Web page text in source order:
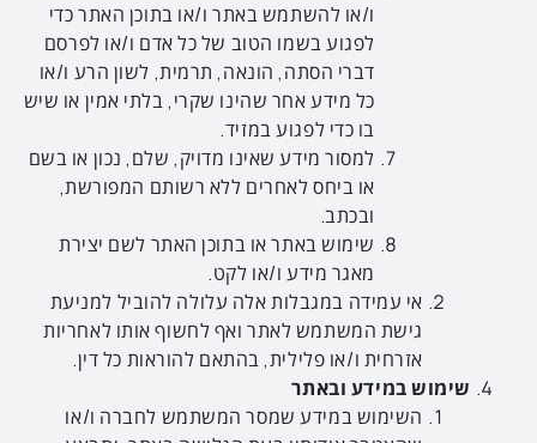
ו/או להשתמש באתר ו/או בתוכן האתר כדי
לפגוע בשמו הטוב של כל אדם ו/או לפרסם
דברי הסתה, הונאה, תרמית, לשון הרע ו/או
כל מידע אחר שהינו שקרי, בלתי אמין או שיש
בו כדי לפגוע במזיד.
למסור מידע שאינו מדויק, שלם, נכון או בשם
או ביחס לאחרים ללא רשותם המפורשת,
ובכתב.
שימוש באתר או בתוכן האתר לשם יצירת
מאגר מידע ו/או לקט.
אי עמידה במגבלות אלה עלולה להוביל למניעת
גישת המשתמש לאתר ואף לחשוף אותו לאחריות
אזרחית ו/או פלילית, בהתאם להוראות כל דין.
שימוש במידע ובאתר
השימוש במידע שמסר המשתמש לחברה ו/או